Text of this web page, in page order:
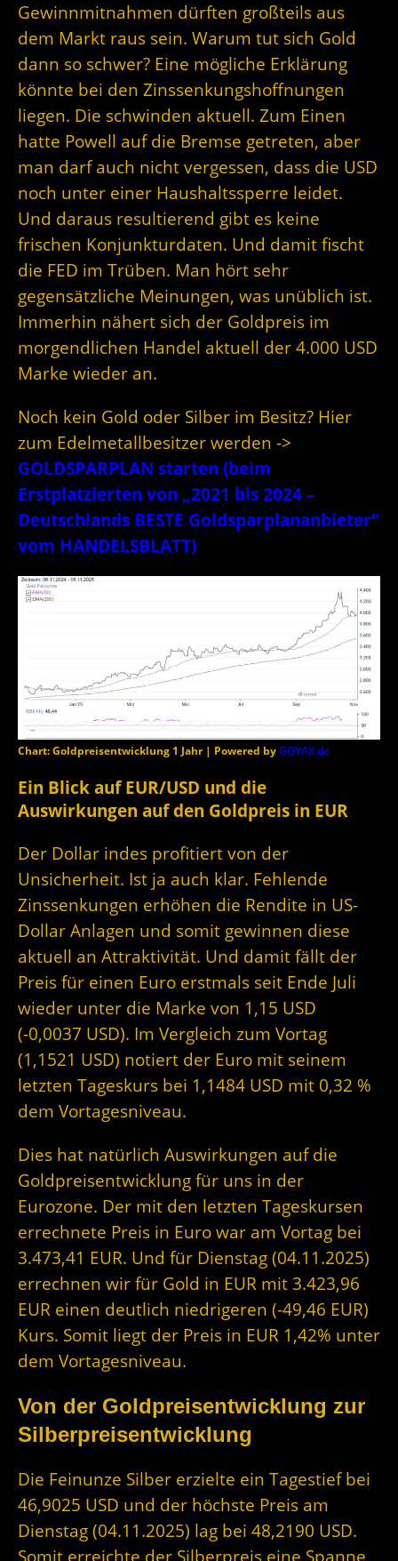
Gewinnmitnahmen dürften großteils aus
dem Markt raus sein. Warum tut sich Gold
dann so schwer? Eine mögliche Erklärung
könnte bei den Zinssenkungshoffnungen
liegen. Die schwinden aktuell. Zum Einen
hatte Powell auf die Bremse getreten, aber
man darf auch nicht vergessen, dass die USD
noch unter einer Haushaltssperre leidet.
Und daraus resultierend gibt es keine
frischen Konjunkturdaten. Und damit fischt
die FED im Trüben. Man hört sehr
gegensätzliche Meinungen, was unüblich ist.
Immerhin nähert sich der Goldpreis im
morgendlichen Handel aktuell der 4.000 USD
Marke wieder an.
Noch kein Gold oder Silber im Besitz? Hier
zum Edelmetallbesitzer werden ->
GOLDSPARPLAN starten (beim
Erstplatzierten von „2021 bis 2024 –
Deutschlands BESTE Goldsparplananbieter“
vom HANDELSBLATT)
Chart: Goldpreisentwicklung 1 Jahr | Powered byGOYAX.de
Ein Blick auf EUR/USD und die
Auswirkungen auf den Goldpreis in EUR
Der Dollar indes profitiert von der
Unsicherheit. Ist ja auch klar. Fehlende
Zinssenkungen erhöhen die Rendite in US-
Dollar Anlagen und somit gewinnen diese
aktuell an Attraktivität. Und damit fällt der
Preis für einen Euro erstmals seit Ende Juli
wieder unter die Marke von 1,15 USD
(-0,0037 USD). Im Vergleich zum Vortag
(1,1521 USD) notiert der Euro mit seinem
letzten Tageskurs bei 1,1484 USD mit 0,32 %
dem Vortagesniveau.
Dies hat natürlich Auswirkungen auf die
Goldpreisentwicklung für uns in der
Eurozone. Der mit den letzten Tageskursen
errechnete Preis in Euro war am Vortag bei
3.473,41 EUR. Und für Dienstag (04.11.2025)
errechnen wir für Gold in EUR mit 3.423,96
EUR einen deutlich niedrigeren (-49,46 EUR)
Kurs. Somit liegt der Preis in EUR 1,42% unter
dem Vortagesniveau.
Von der Goldpreisentwicklung zur
Silberpreisentwicklung
Die Feinunze Silber erzielte ein Tagestief bei
46,9025 USD und der höchste Preis am
Dienstag (04.11.2025) lag bei 48,2190 USD.
Somit erreichte der Silberpreis eine Spanne